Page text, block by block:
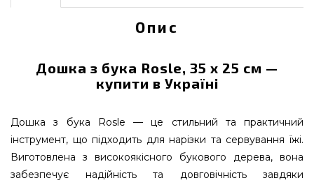
Опис
Дошка з бука Rosle, 35 х 25 см —
купити в Україні
Дошка з бука Rosle — це стильний та практичний
інструмент, що підходить для нарізки та сервування їжі.
Виготовлена з високоякісного букового дерева, вона
забезпечує надійність та довговічність завдяки